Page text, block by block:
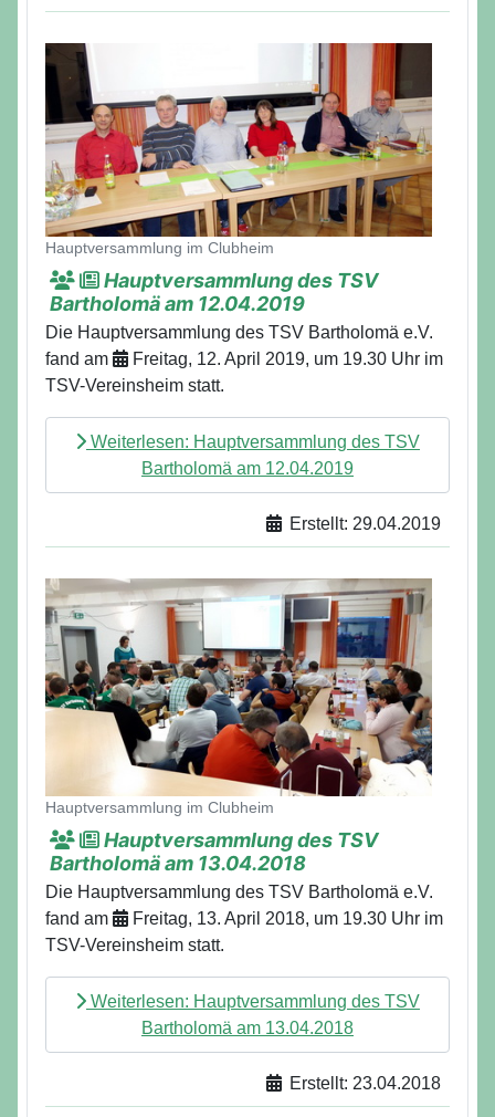
Details
Hauptversammlung im Clubheim
Hauptversammlung des TSV
Bartholomä am 12.04.2019
Die Hauptversammlung des TSV Bartholomä e.V.
fand am
Freitag, 12. April 2019, um 19.30 Uhr im
TSV-Vereinsheim statt.
Weiterlesen: Hauptversammlung des TSV
Bartholomä am 12.04.2019
Erstellt: 29.04.2019
Details
Hauptversammlung im Clubheim
Hauptversammlung des TSV
Bartholomä am 13.04.2018
Die Hauptversammlung des TSV Bartholomä e.V.
fand am
Freitag, 13. April 2018, um 19.30 Uhr im
TSV-Vereinsheim statt.
Weiterlesen: Hauptversammlung des TSV
Bartholomä am 13.04.2018
Erstellt: 23.04.2018